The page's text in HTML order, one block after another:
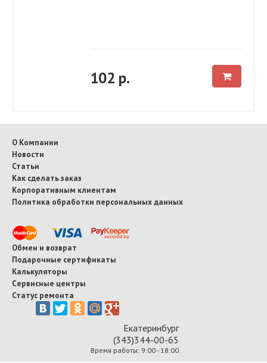
102 р.
О Компании
Новости
Статьи
Как сделать заказ
Корпоративным клиентам
Политика обработки персональных данных
Обмен и возврат
Подарочные сертификаты
Калькуляторы
Сервисные центры
Статус ремонта
Екатеринбург
(343)344-00-65
Время работы: 9:00 - 18:00